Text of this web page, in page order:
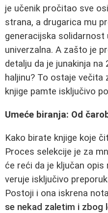
je učenik pročitao sve
strana, a drugarica mu
generacijska solidarnost
univerzalna. A zašto je
detalju da je junakinja
haljinu? To ostaje večita
knjige pamte isključivo
Umeće biranja: Od
Kako birate knjige koje
Proces selekcije je za
će reći da je ključan opis
veruje isključivo
Postoji i ona iskrena
se nekad zaletim i zbog